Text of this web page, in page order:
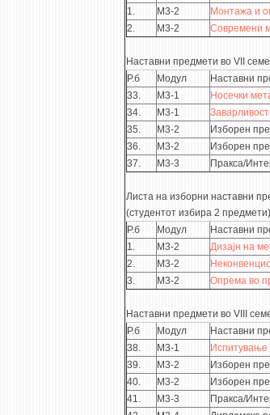
1.
М3-2 Монтажа и
2.
М3-2 Современи
Наставни предмети во VII
Р.б
Модул Наставни
33.
М3-1 Носечки
34.
М3-1
35.
М3-2 Изборен
36.
М3-2 Изборен
37.
М3-3 Пракса/
Листа на изборни наставни
(студентот избира 2 предмети)
Р.б
Модул Наставни
1.
М3-2 Дизајн на
2.
М3-2
3.
М3-2 Опрема во
Наставни предмети во VIII
Р.б
Модул Наставни
38.
М3-1 Испитување
39.
М3-2 Изборен
40.
М3-2 Изборен
41.
М3-3 Пракса/